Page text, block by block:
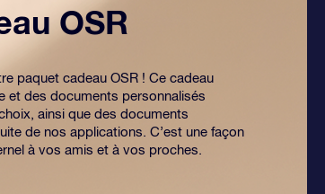
OSR
paquet cadeau OSR ! Ce cadeau
et des documents personnalisés
ainsi que des documents
de nos applications. C’est une façon
à vos amis et à vos proches.